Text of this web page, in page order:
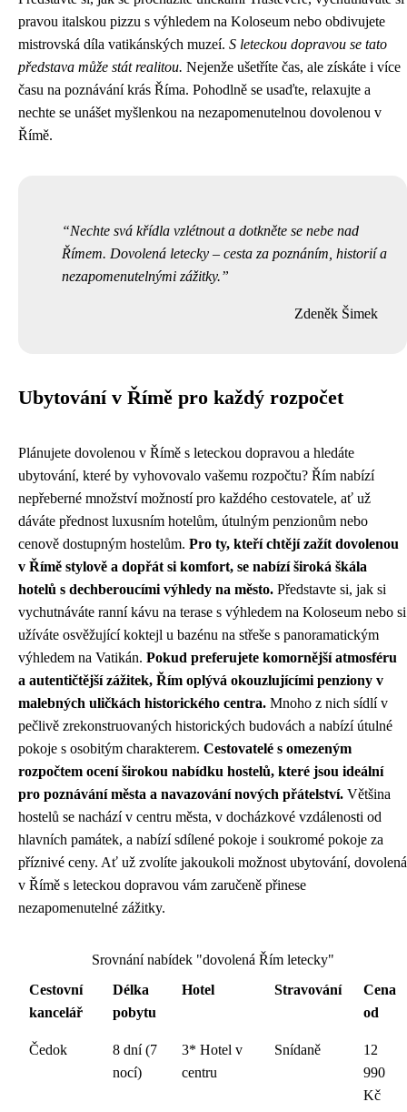
pravou italskou pizzu s výhledem na Koloseum nebo obdivujete
mistrovská díla vatikánských muzeí. S leteckou dopravou se tato
představa může stát realitou. Nejenže ušetříte čas, ale získáte i více
času na poznávání krás Říma. Pohodlně se usaďte, relaxujte a
nechte se unášet myšlenkou na nezapomenutelnou dovolenou v
Římě.
Nechte svá křídla vzlétnout a dotkněte se nebe nad
Římem. Dovolená letecky – cesta za poznáním, historií a
nezapomenutelnými zážitky.
Zdeněk Šimek
Ubytování v Římě pro každý rozpočet
Plánujete dovolenou v Římě s leteckou dopravou a hledáte
ubytování, které by vyhovovalo vašemu rozpočtu? Řím nabízí
nepřeberné množství možností pro každého cestovatele, ať už
dáváte přednost luxusním hotelům, útulným penzionům nebo
cenově dostupným hostelům. Pro ty, kteří chtějí zažít dovolenou
v Římě stylově a dopřát si komfort, se nabízí široká škála
hotelů s dechberoucími výhledy na město. Představte si, jak si
vychutnáváte ranní kávu na terase s výhledem na Koloseum nebo si
užíváte osvěžující koktejl u bazénu na střeše s panoramatickým
výhledem na Vatikán. Pokud preferujete komornější atmosféru
a autentičtější zážitek, Řím oplývá okouzlujícími penziony v
malebných uličkách historického centra. Mnoho z nich sídlí v
pečlivě zrekonstruovaných historických budovách a nabízí útulné
pokoje s osobitým charakterem. Cestovatelé s omezeným
rozpočtem ocení širokou nabídku hostelů, které jsou ideální
pro poznávání města a navazování nových přátelství. Většina
hostelů se nachází v centru města, v docházkové vzdálenosti od
hlavních památek, a nabízí sdílené pokoje i soukromé pokoje za
příznivé ceny. Ať už zvolíte jakoukoli možnost ubytování, dovolená
v Římě s leteckou dopravou vám zaručeně přinese
nezapomenutelné zážitky.
Srovnání nabídek "dovolená Řím letecky"
Cestovní
kancelář
Délka
pobytu
Hotel Stravování
Cena
od
Čedok
8 dní (7
nocí)
3* Hotel v
centru
Snídaně
12
990
Kč